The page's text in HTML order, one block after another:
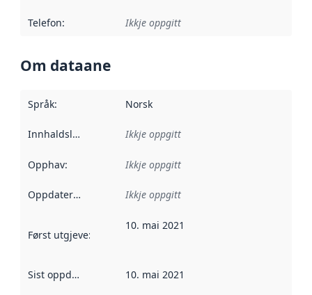
Telefon: Ikkje oppgitt
Om dataane
Språk: Norsk
Innhaldsleverandørar :
Ikkje oppgitt
Opphav: Ikkje oppgitt
Oppdateringsfrekvens :
Ikkje oppgitt
Først utgjeve:
10. mai 2021
Sist oppdatert 10. mai 2021